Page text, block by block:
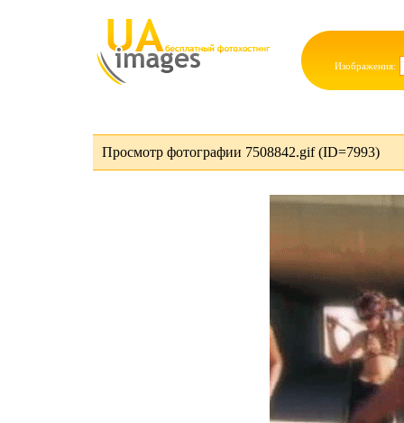
Изображения:
Просмотр фотографии 7508842.gif (ID=7993)